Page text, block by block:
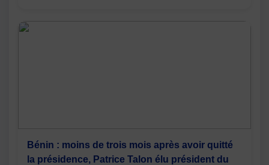
Bénin : moins de trois mois après avoir quitté
la présidence, Patrice Talon élu président du